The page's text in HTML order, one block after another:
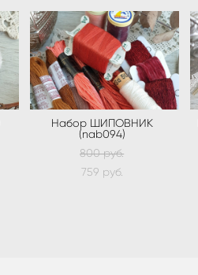
Набор ШИПОВНИК
(nab094)
800 pуб.
759 pуб.